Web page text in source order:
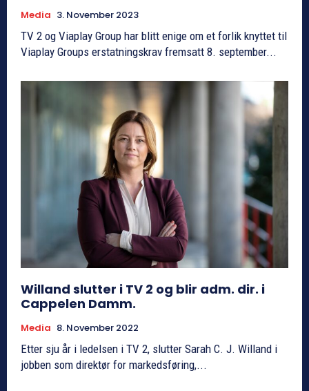
Media 3. November 2023
TV 2 og Viaplay Group har blitt enige om et forlik knyttet til
Viaplay Groups erstatningskrav fremsatt 8. september...
Willand slutter i TV 2 og blir adm. dir. i
Cappelen Damm.
Media 8. November 2022
Etter sju år i ledelsen i TV 2, slutter Sarah C. J. Willand i
jobben som direktør for markedsføring,...